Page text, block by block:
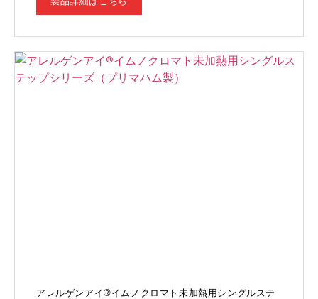
アレルゲンアイ®イムノクロマト未加熱用シングルステ